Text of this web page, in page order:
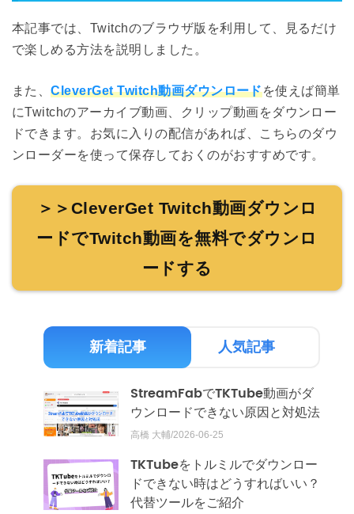
本記事では、Twitchのブラウザ版を利用して、見るだけ
で楽しめる方法を説明しました。
また、CleverGet Twitch動画ダウンロードを使えば簡単
にTwitchのアーカイブ動画、クリップ動画をダウンロー
ドできます。お気に入りの配信があれば、こちらのダウ
ンローダーを使って保存しておくのがおすすめです。
＞＞CleverGet Twitch動画ダウンロ
ードでTwitch動画を無料でダウンロ
ードする
新着記事 人気記事
StreamFabでTKTube動画がダ
ウンロードできない原因と対処法
高橋 大輔/2026-06-25
TKTubeをトルミルでダウンロー
ドできない時はどうすればいい？
代替ツールをご紹介